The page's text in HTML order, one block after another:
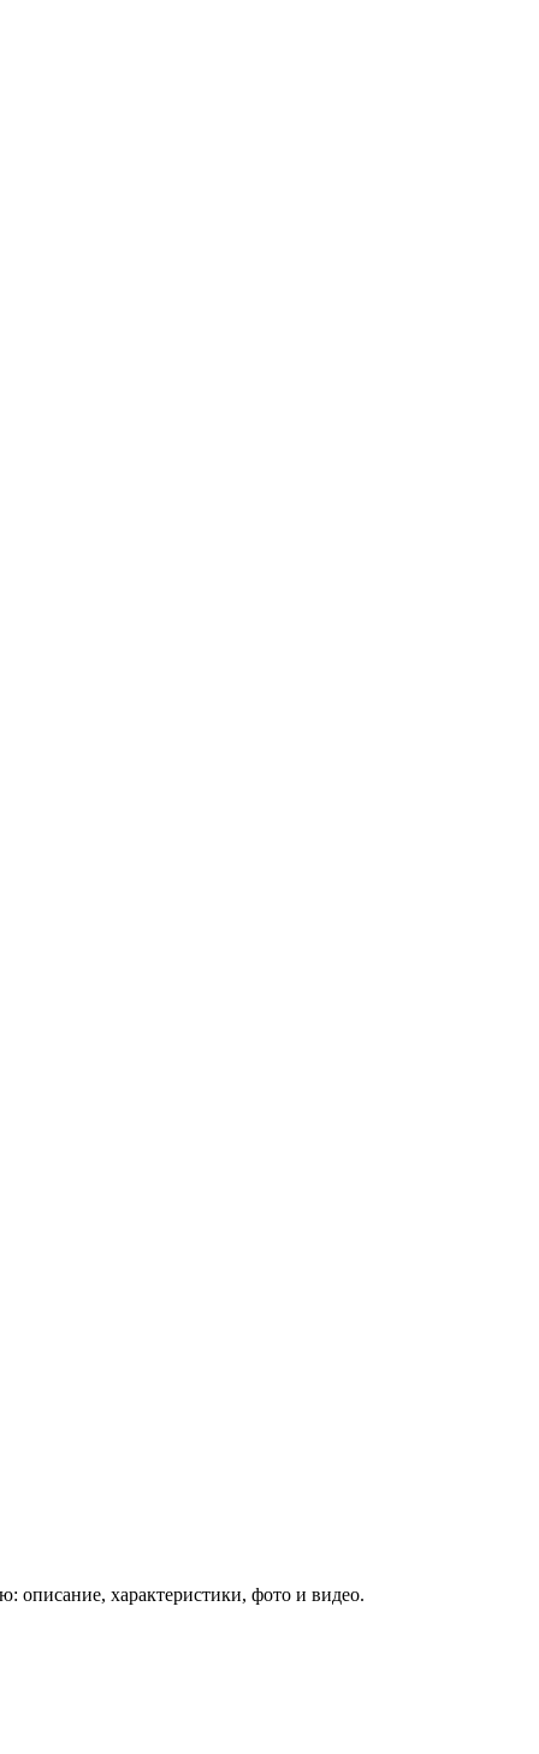
описание, характеристики, фото и видео.